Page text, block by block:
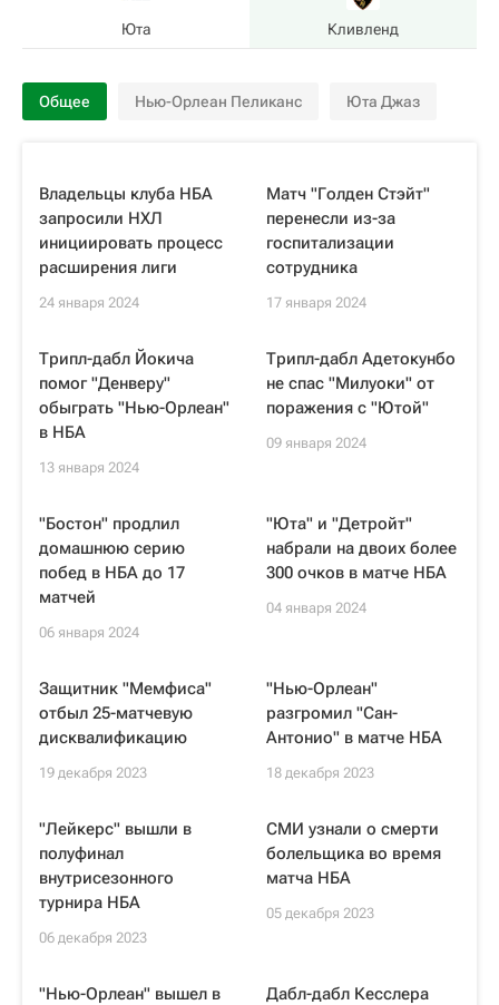
Юта Кливленд
Общее Нью-Орлеан Пеликанс Юта Джаз
Владельцы клуба НБА
запросили НХЛ
инициировать процесс
расширения лиги
24 января 2024
Матч "Голден Стэйт"
перенесли из-за
госпитализации
сотрудника
17 января 2024
Трипл-дабл Йокича
помог "Денверу"
обыграть "Нью-Орлеан"
в НБА
13 января 2024
Трипл-дабл Адетокунбо
не спас "Милуоки" от
поражения с "Ютой"
09 января 2024
"Бостон" продлил
домашнюю серию
побед в НБА до 17
матчей
06 января 2024
"Юта" и "Детройт"
набрали на двоих более
300 очков в матче НБА
04 января 2024
Защитник "Мемфиса"
отбыл 25-матчевую
дисквалификацию
19 декабря 2023
"Нью-Орлеан"
разгромил "Сан-
Антонио" в матче НБА
18 декабря 2023
"Лейкерс" вышли в
полуфинал
внутрисезонного
турнира НБА
06 декабря 2023
СМИ узнали о смерти
болельщика во время
матча НБА
05 декабря 2023
"Нью-Орлеан" вышел в
Дабл-дабл Кесслера